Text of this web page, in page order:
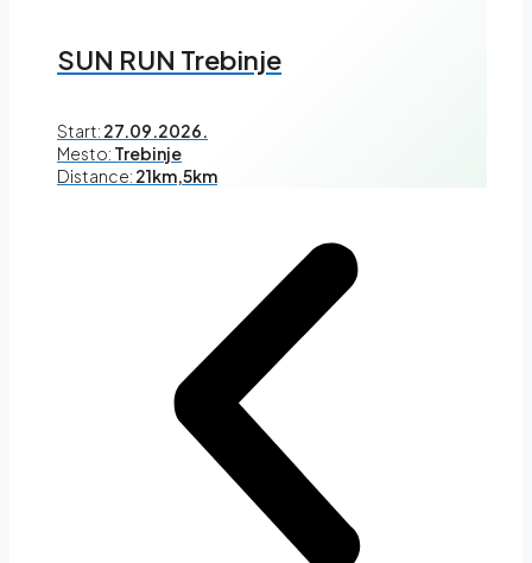
SUN RUN Trebinje
Start: 27.09.2026.
Mesto: Trebinje
Distance: 21km,5km